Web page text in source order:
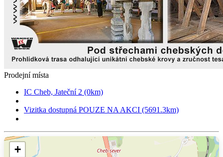
Prodejní místa
IC Cheb, Jateční 2 (0km)
Vizitka dostupná POUZE NA AKCI (5691.3km)
+